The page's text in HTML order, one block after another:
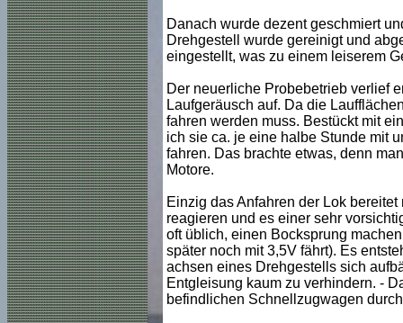
Danach wurde dezent geschmiert
Drehgestell wurde gereinigt und
eingestellt, was zu einem leiserem
Der neuerliche Probebetrieb verlief
Laufgeräusch auf. Da die
fahren werden muss. Bestückt mit
ich sie ca. je eine halbe Stunde mit
fahren. Das brachte etwas, denn
Motore.
Einzig das Anfahren der Lok
reagieren und es einer sehr
oft üblich, einen Bocksprung
später noch mit 3,5V fährt). Es
achsen eines Drehgestells sich
Entgleisung kaum zu verhindern. -
befindlichen Schnellzugwagen